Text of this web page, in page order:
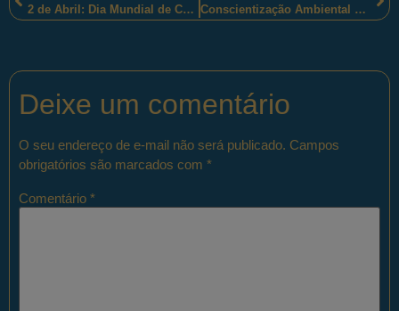
2 de Abril: Dia Mundial de Conscientização do Autismo
Conscientização Ambiental salvará de extinção o Soldadinho-do-Araripe.
Deixe um comentário
O seu endereço de e-mail não será publicado. Campos
obrigatórios são marcados com *
Comentário *